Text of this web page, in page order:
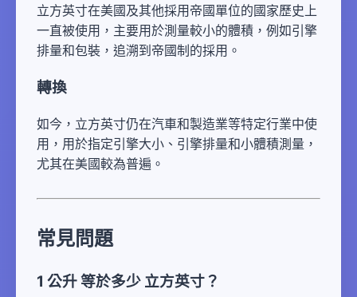
立方英寸在美國及其他採用帝國單位的國家歷史上
一直被使用，主要用於測量較小的體積，例如引擎
排量和包裝，追溯到帝國制的採用。
轉換
如今，立方英寸仍在汽車和製造業等特定行業中使
用，用於指定引擎大小、引擎排量和小體積測量，
尤其在美國較為普遍。
常見問題
1 公升 等於多少 立方英寸？